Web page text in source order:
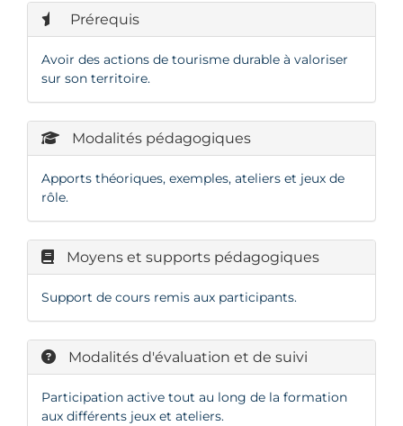
Prérequis
Avoir des actions de tourisme durable à valoriser
sur son territoire.
Modalités pédagogiques
Apports théoriques, exemples, ateliers et jeux de
rôle.
Moyens et supports pédagogiques
Support de cours remis aux participants.
Modalités d'évaluation et de suivi
Participation active tout au long de la formation
aux différents jeux et ateliers.